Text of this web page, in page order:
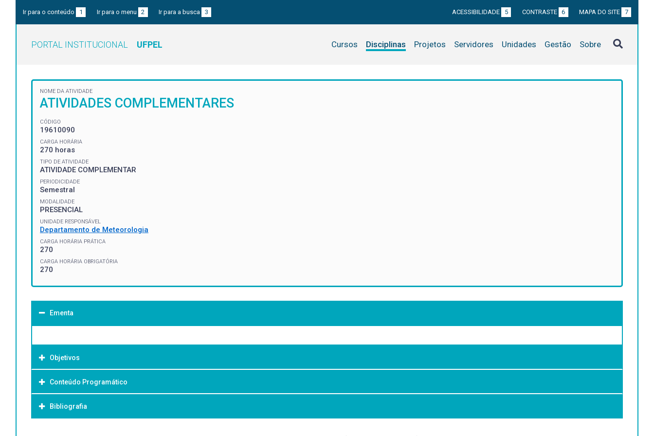
Ir para o conteúdo 1 Ir para o menu 2 Ir para a busca 3 ACESSIBILIDADE 5 CONTRASTE 6 MAPA DO SITE 7
PORTAL INSTITUCIONAL UFPEL Cursos Disciplinas Projetos Servidores Unidades Gestão Sobre
NOME DA ATIVIDADE
ATIVIDADES COMPLEMENTARES
CÓDIGO
19610090
CARGA HORÁRIA
270 horas
TIPO DE ATIVIDADE
ATIVIDADE COMPLEMENTAR
PERIODICIDADE
Semestral
MODALIDADE
PRESENCIAL
UNIDADE RESPONSÁVEL
Departamento de Meteorologia
CARGA HORÁRIA PRÁTICA
270
CARGA HORÁRIA OBRIGATÓRIA
270
Ementa
Objetivos
Objetivo Geral:
Conteúdo Programático
Bibliografia